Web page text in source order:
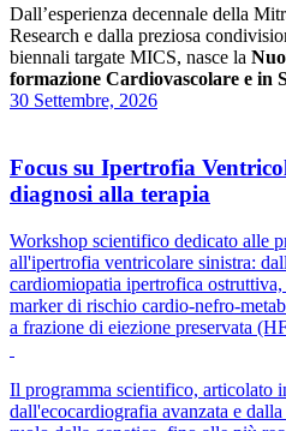
Dall’esperienza decennale della
Research e dalla preziosa
biennali targate MICS, nasce la
formazione Cardiovascolare e in
30 Settembre, 2026
Focus su Ipertrofia
diagnosi alla terapia
Workshop scientifico dedicato alle
all'ipertrofia ventricolare sinistra:
cardiomiopatia ipertrofica
marker di rischio cardio-nefro-
a frazione di eiezione preservata
Il programma scientifico, articolato
dall'ecocardiografia avanzata e